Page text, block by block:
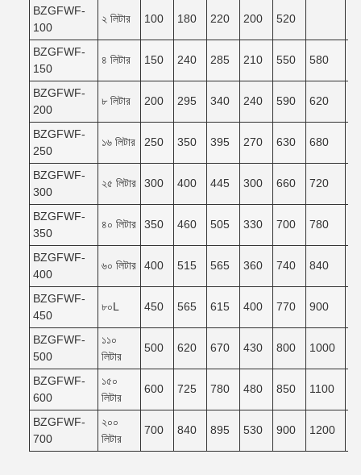
BZGFWF-
100
২ লিটার 100 180 220 200 520
BZGFWF-
150
৪ লিটার 150 240 285 210 550 580
BZGFWF-
200
৮ লিটার 200 295 340 240 590 620
BZGFWF-
250
১৬ লিটার 250 350 395 270 630 680
BZGFWF-
300
২৫ লিটার 300 400 445 300 660 720
BZGFWF-
350
৪০ লিটার 350 460 505 330 700 780
BZGFWF-
400
৬০ লিটার 400 515 565 360 740 840
BZGFWF-
450
৮০L 450 565 615 400 770 900
BZGFWF-
500
১১০
লিটার
500 620 670 430 800 1000
BZGFWF-
600
১৫০
লিটার
600 725 780 480 850 1100
BZGFWF-
700
২০০
লিটার
700 840 895 530 900 1200